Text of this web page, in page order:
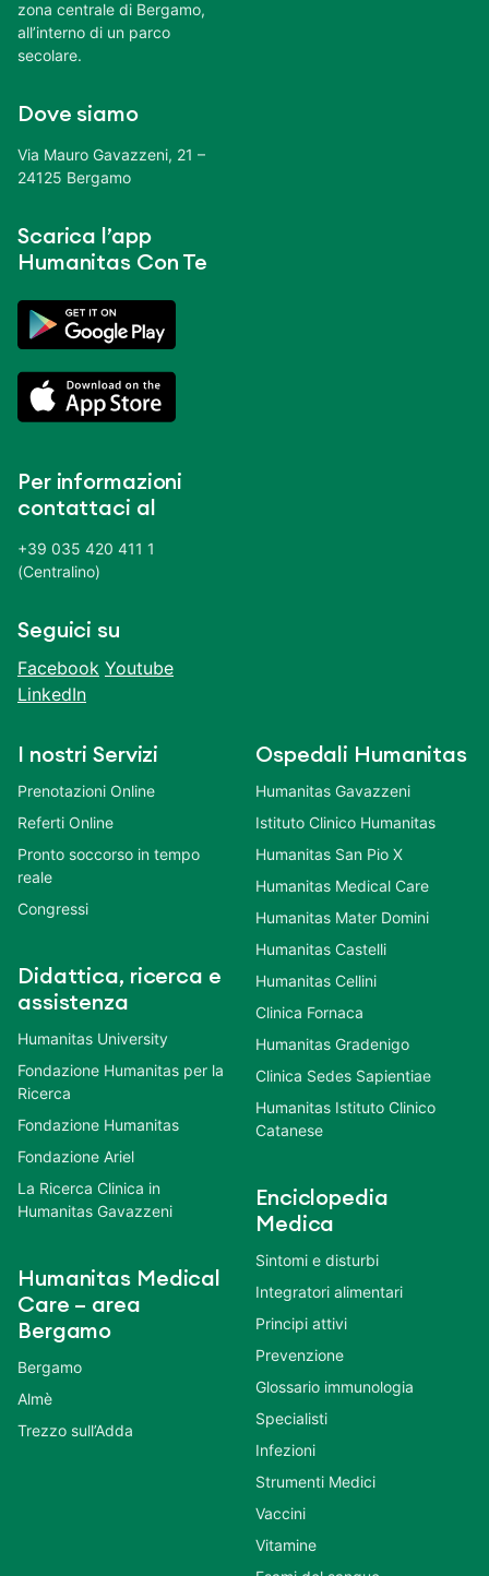
zona centrale di Bergamo,
all’interno di un parco
secolare.
Dove siamo
Via Mauro Gavazzeni, 21 –
24125 Bergamo
Scarica l’app
Humanitas Con Te
Per informazioni
contattaci al
+39 035 420 411 1
(Centralino)
Seguici su
Facebook Youtube
LinkedIn
I nostri Servizi
Prenotazioni Online
Referti Online
Pronto soccorso in tempo
reale
Congressi
Didattica, ricerca e
assistenza
Humanitas University
Fondazione Humanitas per la
Ricerca
Fondazione Humanitas
Fondazione Ariel
La Ricerca Clinica in
Humanitas Gavazzeni
Humanitas Medical
Care – area
Bergamo
Bergamo
Almè
Trezzo sull’Adda
Ospedali Humanitas
Humanitas Gavazzeni
Istituto Clinico Humanitas
Humanitas San Pio X
Humanitas Medical Care
Humanitas Mater Domini
Humanitas Castelli
Humanitas Cellini
Clinica Fornaca
Humanitas Gradenigo
Clinica Sedes Sapientiae
Humanitas Istituto Clinico
Catanese
Enciclopedia
Medica
Sintomi e disturbi
Integratori alimentari
Principi attivi
Prevenzione
Glossario immunologia
Specialisti
Infezioni
Strumenti Medici
Vaccini
Vitamine